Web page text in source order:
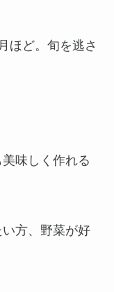
ほど。旬を逃さ
味しく作れる
方、野菜が好